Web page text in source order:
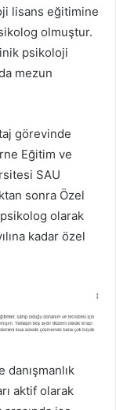
lisans eğitimine
olmuştur.
psikoloji
mezun
görevinde
Eğitim ve
SAU
sonra Özel
olarak
kadar özel
danışmanlık
aktif olarak